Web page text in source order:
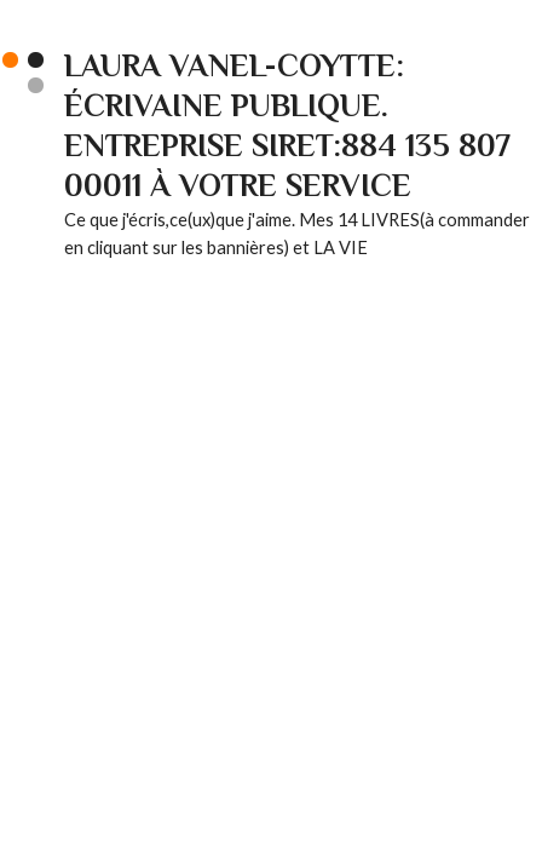
LAURA VANEL-COYTTE:
ÉCRIVAINE PUBLIQUE.
ENTREPRISE SIRET:884 135 807
00011 À VOTRE SERVICE
Ce que j'écris,ce(ux)que j'aime. Mes 14 LIVRES(à commander
en cliquant sur les bannières) et LA VIE